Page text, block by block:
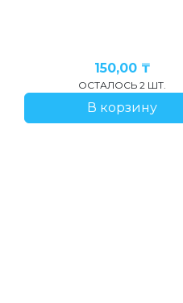
150,00 ₸
ОСТАЛОСЬ 2 ШТ.
В корзину